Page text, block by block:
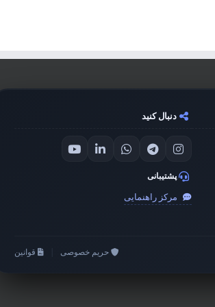
دنبال کنید
پشتیبانی
مرکز راهنمایی
حریم خصوصی قوانین